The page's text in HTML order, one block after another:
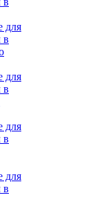
для
в
для
в
для
в
для
в